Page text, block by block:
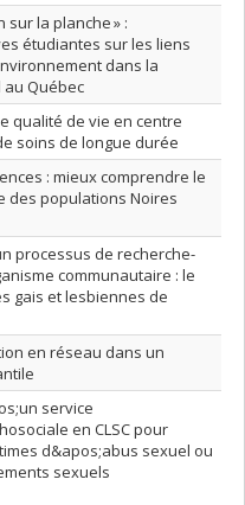
sur la planche » :
étudiantes sur les liens
dans la
Québec
qualité de vie en centre
soins de longue durée
: mieux comprendre le
des populations Noires
processus de recherche-
communautaire : le
gais et lesbiennes de
en réseau dans un
service
en CLSC pour
d&apos;abus sexuel ou
sexuels